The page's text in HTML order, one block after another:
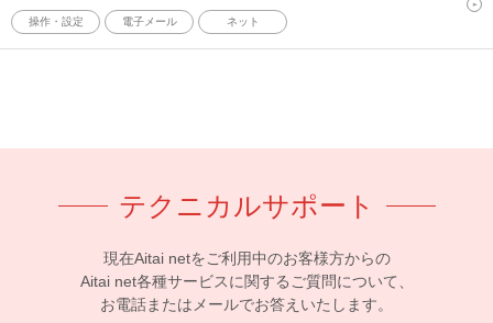
操作・設定 電子メール ネット
テクニカルサポート
現在Aitai netをご利用中のお客様方からの
Aitai net各種サービスに関するご質問について、
お電話またはメールでお答えいたします。